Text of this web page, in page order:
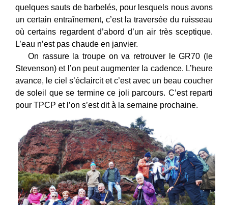
quelques sauts de barbelés, pour lesquels nous avons
un certain entraînement, c’est la traversée du ruisseau
où certains regardent d’abord d’un air très sceptique.
L’eau n’est pas chaude en janvier.
On rassure la troupe on va retrouver le GR70 (le
Stevenson) et l’on peut augmenter la cadence. L’heure
avance, le ciel s’éclaircit et c’est avec un beau coucher
de soleil que se termine ce joli parcours. C’est reparti
pour TPCP et l’on s’est dit à la semaine prochaine.